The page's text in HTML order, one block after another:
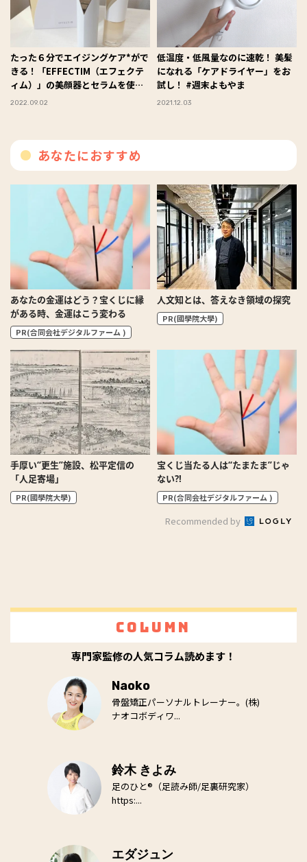
たった６分でエイジングケア*がで
きる！「EFFECTIM（エフェクテ
ィム）」の美顔器とセラムを使っ
てみた #週末よもやま
2022.09.02
低温度・低風量なのに速乾！ 美髪
になれる「ケアドライヤー」をお
試し！ #週末よもやま
2021.12.03
あなたにおすすめ
あなたの金運はどう？宝くじに縁
がある時、金運はこう変わる
PR(合同会社デジタルファーム )
人文知とは、答えなき領域の探究
PR(國學院大學)
手厚い“更生”施設、松平定信の
「人足寄場」
PR(國學院大學)
宝くじ当たる人は“たまたま”じゃ
ない?!
PR(合同会社デジタルファーム )
Recommended by
Column
専門家監修の人気コラム読めます！
Naoko
骨盤矯正パーソナルトレーナー。(株)
ナオコボディワ...
鈴木 きよみ
足のひと®（足読み師/足裏研究家）
https:...
エダジュン